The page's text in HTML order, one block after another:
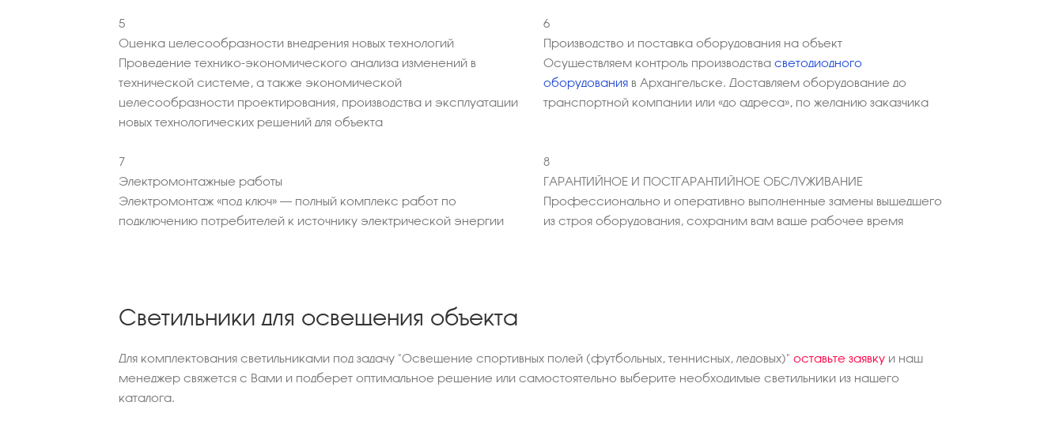
5
Оценка целесообразности внедрения новых технологий
Проведение технико-экономического анализа изменений в
технической системе, а также экономической
целесообразности проектирования, производства и эксплуатации
новых технологических решений для объекта
6
Производство и поставка оборудования на объект
Осуществляем контроль производства светодиодного
оборудования в Архангельске. Доставляем оборудование до
транспортной компании или «до адреса», по желанию заказчика
7
Электромонтажные работы
Электромонтаж «под ключ» – полный комплекс работ по
подключению потребителей к источнику электрической энергии
8
ГАРАНТИЙНОЕ И ПОСТГАРАНТИЙНОЕ ОБСЛУЖИВАНИЕ
Профессионально и оперативно выполненные замены вышедшего
из строя оборудования, сохраним вам ваше рабочее время
Светильники для освещения объекта
Для комплектования светильниками под задачу "Освещение спортивных полей (футбольных, теннисных, ледовых)" оставьте заявку и наш
менеджер свяжется с Вами и подберет оптимальное решение или самостоятельно выберите необходимые светильники из нашего
каталога.